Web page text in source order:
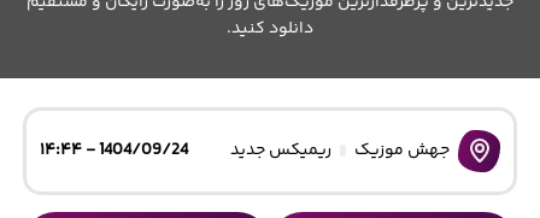
دانلود کنید.
جهش موزیک ریمیکس جدید 1404/09/24 - ۱۴:۴۴